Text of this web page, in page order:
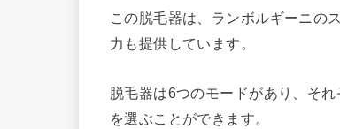
この脱毛器は、ランボルギーニの
力も提供しています。
脱毛器は6つのモードがあり、そ
を選ぶことができます。